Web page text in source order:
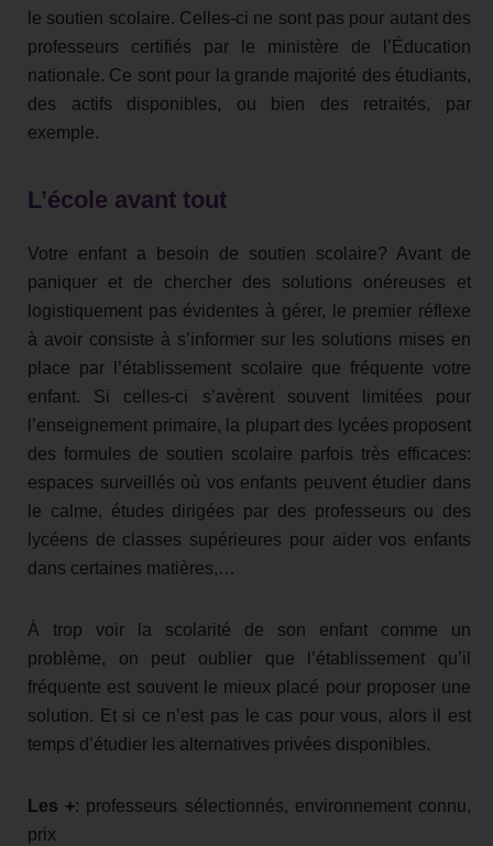
le soutien scolaire. Celles-ci ne sont pas pour autant des
professeurs certifiés par le ministère de l’Éducation
nationale. Ce sont pour la grande majorité des étudiants,
des actifs disponibles, ou bien des retraités, par
exemple.
L’école avant tout
Votre enfant a besoin de soutien scolaire? Avant de
paniquer et de chercher des solutions onéreuses et
logistiquement pas évidentes à gérer, le premier réflexe
à avoir consiste à s’informer sur les solutions mises en
place par l’établissement scolaire que fréquente votre
enfant. Si celles-ci s’avèrent souvent limitées pour
l’enseignement primaire, la plupart des lycées proposent
des formules de soutien scolaire parfois très efficaces:
espaces surveillés où vos enfants peuvent étudier dans
le calme, études dirigées par des professeurs ou des
lycéens de classes supérieures pour aider vos enfants
dans certaines matières,…
À trop voir la scolarité de son enfant comme un
problème, on peut oublier que l’établissement qu’il
fréquente est souvent le mieux placé pour proposer une
solution. Et si ce n’est pas le cas pour vous, alors il est
temps d’étudier les alternatives privées disponibles.
Les +: professeurs sélectionnés, environnement connu,
prix